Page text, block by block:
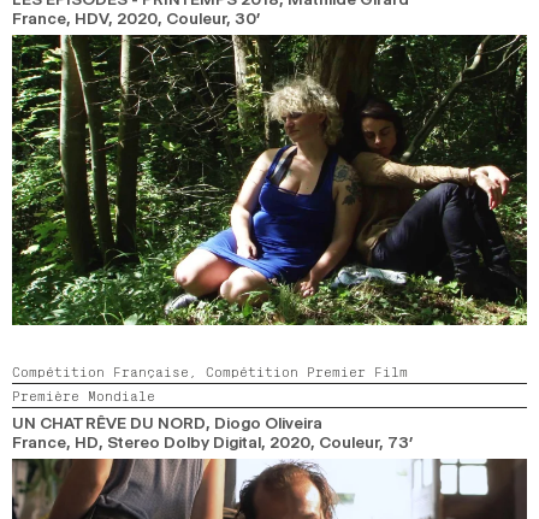
France, HDV, 2020, Couleur, 30’
Compétition Française, Compétition Premier Film
Première Mondiale
UN CHAT RÊVE DU NORD, Diogo Oliveira
France, HD, Stereo Dolby Digital, 2020, Couleur, 73’